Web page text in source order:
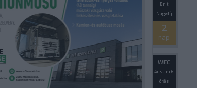
Brit
Nagydíj
2
nap
WEC
Austini 6
órás